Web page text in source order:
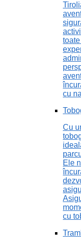
cu
Cu
Ele
cu